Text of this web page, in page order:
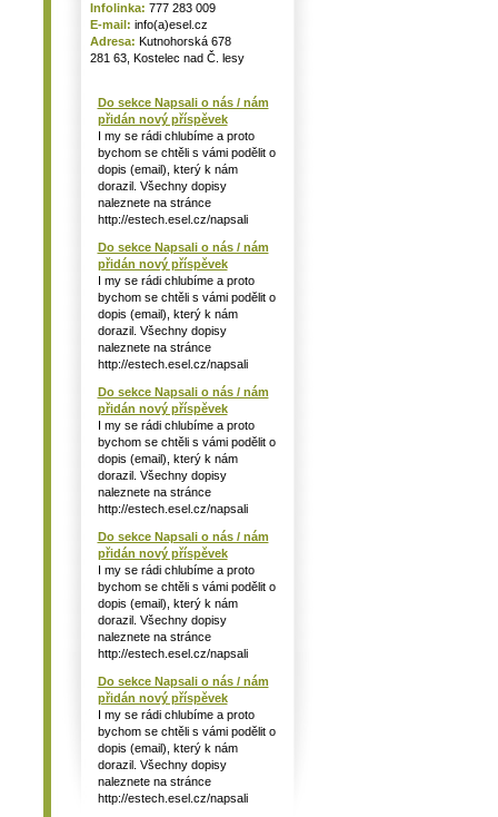
Infolinka: 777 283 009
E-mail: info(a)esel.cz
Adresa: Kutnohorská 678
281 63, Kostelec nad Č. lesy
Do sekce Napsali o nás / nám
přidán nový příspěvek
I my se rádi chlubíme a proto
bychom se chtěli s vámi podělit o
dopis (email), který k nám
dorazil. Všechny dopisy
naleznete na stránce
http://estech.esel.cz/napsali
Do sekce Napsali o nás / nám
přidán nový příspěvek
I my se rádi chlubíme a proto
bychom se chtěli s vámi podělit o
dopis (email), který k nám
dorazil. Všechny dopisy
naleznete na stránce
http://estech.esel.cz/napsali
Do sekce Napsali o nás / nám
přidán nový příspěvek
I my se rádi chlubíme a proto
bychom se chtěli s vámi podělit o
dopis (email), který k nám
dorazil. Všechny dopisy
naleznete na stránce
http://estech.esel.cz/napsali
Do sekce Napsali o nás / nám
přidán nový příspěvek
I my se rádi chlubíme a proto
bychom se chtěli s vámi podělit o
dopis (email), který k nám
dorazil. Všechny dopisy
naleznete na stránce
http://estech.esel.cz/napsali
Do sekce Napsali o nás / nám
přidán nový příspěvek
I my se rádi chlubíme a proto
bychom se chtěli s vámi podělit o
dopis (email), který k nám
dorazil. Všechny dopisy
naleznete na stránce
http://estech.esel.cz/napsali